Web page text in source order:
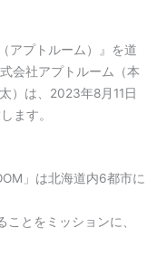
アプトルーム）』を道
会社アプトルーム（本
）は、2023年8月11日
ます。
」は北海道内6都市に
とをミッションに、